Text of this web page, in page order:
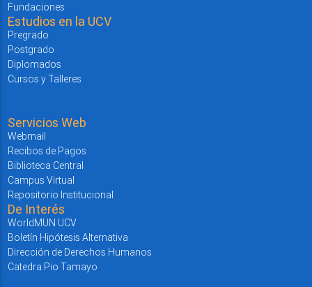
Fundaciones
Estudios en la UCV
Pregrado
Postgrado
Diplomados
Cursos y Talleres
Servicios Web
Webmail
Recibos de Pagos
Biblioteca Central
Campus Virtual
Repositorio Institucional
De Interés
WorldMUN UCV
Boletín Hipótesis Alternativa
Dirección de Derechos Humanos
Catedra Pio Tamayo